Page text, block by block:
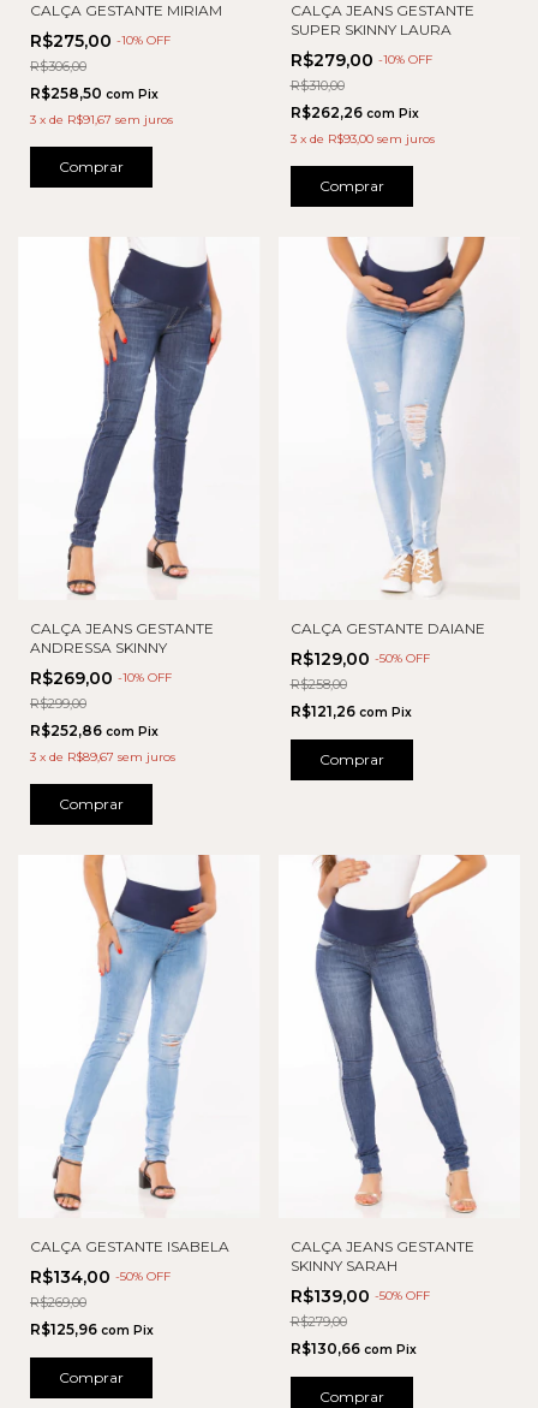
CALÇA GESTANTE MIRIAM
R$275,00 -10% OFF
R$306,00
R$258,50 com Pix
3 x de R$91,67 sem juros
Comprar
CALÇA JEANS GESTANTE
SUPER SKINNY LAURA
R$279,00 -10% OFF
R$310,00
R$262,26 com Pix
3 x de R$93,00 sem juros
Comprar
CALÇA JEANS GESTANTE
ANDRESSA SKINNY
R$269,00 -10% OFF
R$299,00
R$252,86 com Pix
3 x de R$89,67 sem juros
Comprar
CALÇA GESTANTE DAIANE
R$129,00 -50% OFF
R$258,00
R$121,26 com Pix
Comprar
CALÇA GESTANTE ISABELA
R$134,00 -50% OFF
R$269,00
R$125,96 com Pix
Comprar
CALÇA JEANS GESTANTE
SKINNY SARAH
R$139,00 -50% OFF
R$279,00
R$130,66 com Pix
Comprar